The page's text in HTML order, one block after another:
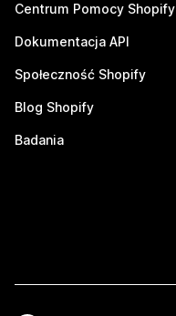
Centrum Pomocy Shopify
Dokumentacja API
Społeczność Shopify
Blog Shopify
Badania